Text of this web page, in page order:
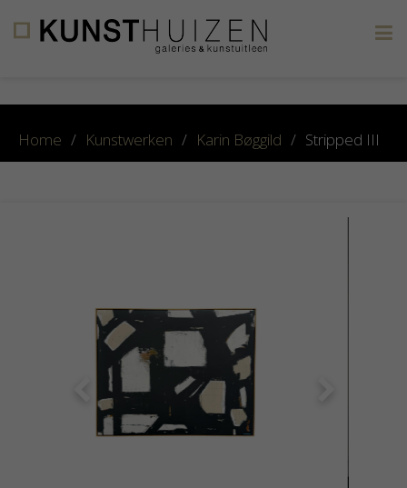
Home / Kunstwerken / Karin Bøggild / Stripped III